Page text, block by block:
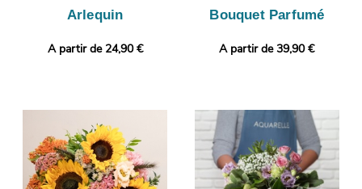
Arlequin
A partir de 24,90 €
Bouquet Parfumé
A partir de 39,90 €